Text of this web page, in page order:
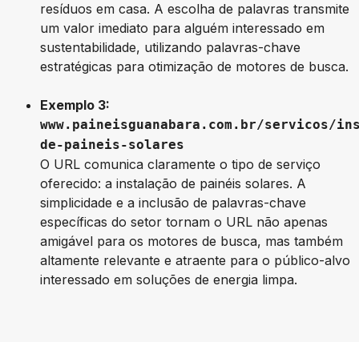
resíduos em casa. A escolha de palavras transmite
um valor imediato para alguém interessado em
sustentabilidade, utilizando palavras-chave
estratégicas para otimização de motores de busca.
Exemplo 3:
www.paineisguanabara.com.br/servicos/
de-paineis-solares
O URL comunica claramente o tipo de serviço
oferecido: a instalação de painéis solares. A
simplicidade e a inclusão de palavras-chave
específicas do setor tornam o URL não apenas
amigável para os motores de busca, mas também
altamente relevante e atraente para o público-alvo
interessado em soluções de energia limpa.